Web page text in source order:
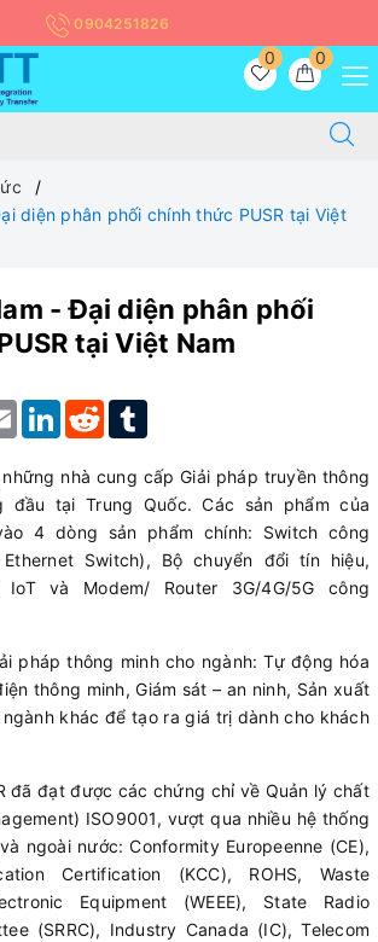
0904251826
0
0
diện phân phối chính thức PUSR tại Việt
- Đại diện phân phối
tại Việt Nam
Email LinkedInReddit
nhà cung cấp Giải pháp truyền thông
đầu tại Trung Quốc. Các sản phẩm của
4 dòng sản phẩm chính: Switch công
Switch), Bộ chuyển đổi tín hiệu,
IoT và Modem/ Router 3G/4G/5G công
pháp thông minh cho ngành: Tự động hóa
thông minh, Giám sát – an ninh, Sản xuất
khác để tạo ra giá trị dành cho khách
đã đạt được các chứng chỉ về Quản lý chất
ISO9001, vượt qua nhiều hệ thống
ngoài nước: Conformity Europeenne (CE),
Certification (KCC), ROHS, Waste
Equipment (WEEE), State Radio
(SRRC), Industry Canada (IC), Telecom